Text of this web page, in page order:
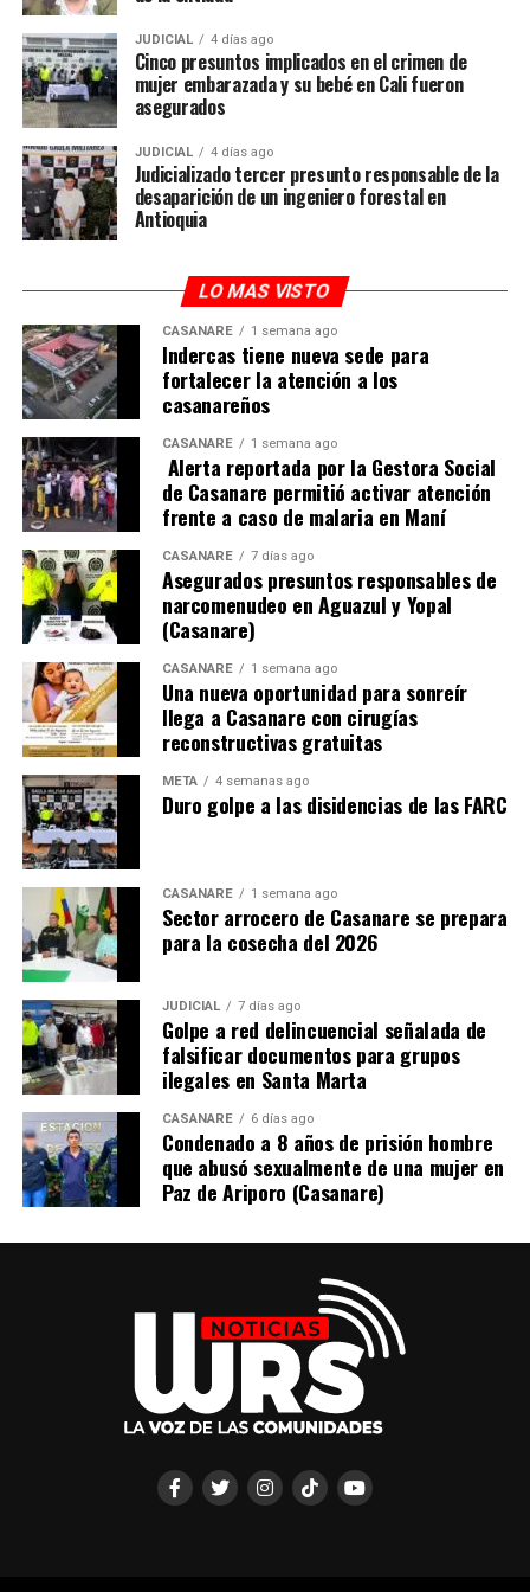
JUDICIAL 4 días ago
Cinco presuntos implicados en el crimen de
mujer embarazada y su bebé en Cali fueron
asegurados
JUDICIAL 4 días ago
Judicializado tercer presunto responsable de la
desaparición de un ingeniero forestal en
Antioquia
LO MAS VISTO
CASANARE 1 semana ago
Indercas tiene nueva sede para
fortalecer la atención a los
casanareños
CASANARE 1 semana ago
Alerta reportada por la Gestora Social
de Casanare permitió activar atención
frente a caso de malaria en Maní
CASANARE 7 días ago
Asegurados presuntos responsables de
narcomenudeo en Aguazul y Yopal
(Casanare)
CASANARE 1 semana ago
Una nueva oportunidad para sonreír
llega a Casanare con cirugías
reconstructivas gratuitas
META 4 semanas ago
Duro golpe a las disidencias de las FARC
CASANARE 1 semana ago
Sector arrocero de Casanare se prepara
para la cosecha del 2026
JUDICIAL 7 días ago
Golpe a red delincuencial señalada de
falsificar documentos para grupos
ilegales en Santa Marta
CASANARE 6 días ago
Condenado a 8 años de prisión hombre
que abusó sexualmente de una mujer en
Paz de Ariporo (Casanare)